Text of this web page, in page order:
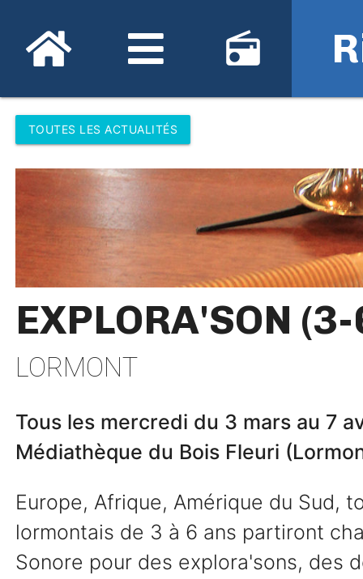
radio
TOUTES LES ACTUALITÉS
EXPLORA'SON
LORMONT
Tous les mercredi du 3 mars au 7
Médiathèque du Bois Fleuri
Europe, Afrique, Amérique du Sud,
lormontais de 3 à 6 ans partiront
Sonore pour des explora'sons, des